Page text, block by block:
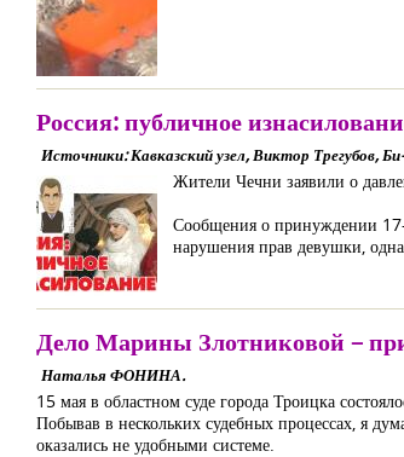
Россия: публичное
Источники: Кавказский узел, Виктор Трегубов,
Жители Чечни заявили о
Сообщения о принуждении
нарушения прав девушки,
Дело Марины Злотниковой –
Наталья ФОНИНА.
15 мая в областном суде города Троицка
Побывав в нескольких судебных процессах, я
оказались не удобными системе.